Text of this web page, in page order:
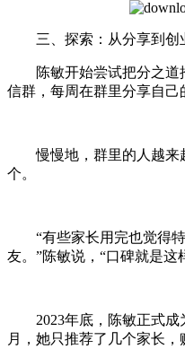
三、探索：从分享到创
陈敏开始尝试把分之
信群，每周在群里分享自己
慢慢地，群里的人越
个。
“有些家长用完也觉得
友。”陈敏说，“口碑就是这
2023年底，陈敏正式
月，她只推荐了几个家长